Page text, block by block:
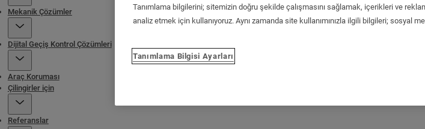
Mekanik Çözümler
Dijital Geçiş Kontrol Çözümleri
Araç Koruması
Çilingirler için
Referanslar
Tanımlama bilgilerini; sitemizin doğru şekilde çalışmasını sağlamak, içerikleri ve
analiz etmek için kullanıyoruz. Aynı zamanda site kullanımınızla ilgili bilgileri; sosyal
Tanımlama Bilgisi Ayarları